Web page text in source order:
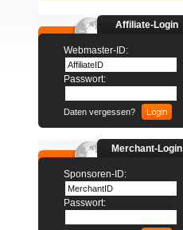
Affiliate-Login
Webmaster-ID:
Passwort:
Daten vergessen?
Merchant-Login
Sponsoren-ID:
Passwort: